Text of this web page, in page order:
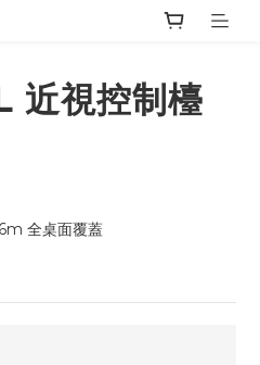
近視控制檯
全桌面覆蓋